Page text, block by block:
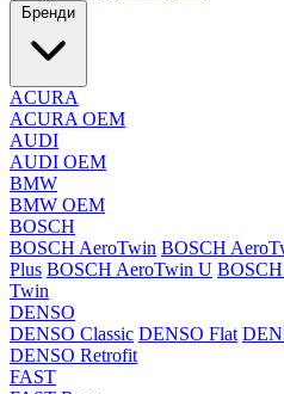
Бренди
ACURA
ACURA OEM
AUDI
AUDI OEM
BMW
BMW OEM
BOSCH
BOSCH AeroTwin BOSCH
Plus BOSCH AeroTwin U
Twin
DENSO
DENSO Classic DENSO Flat
DENSO Retrofit
FAST